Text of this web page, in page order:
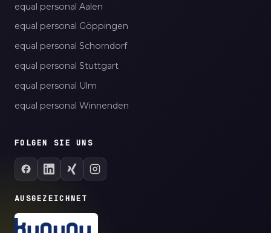
equal personal Aalen
equal personal Göppingen
equal personal Schorndorf
equal personal Stuttgart
equal personal Ulm
equal personal Winnenden
FOLGEN SIE UNS
AUSGEZEICHNET